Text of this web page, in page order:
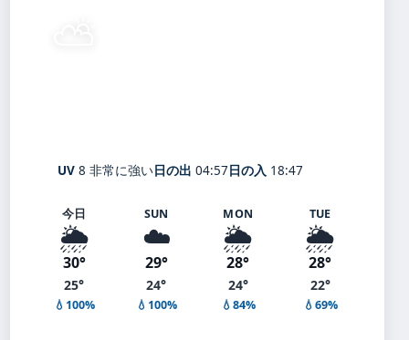
UV 8 非常に強い日の出 04:57日の入 18:47
今日
🌦️
30°
25°
💧100%
SUN
☁️
29°
24°
💧100%
MON
🌦️
28°
24°
💧84%
TUE
🌦️
28°
22°
💧69%